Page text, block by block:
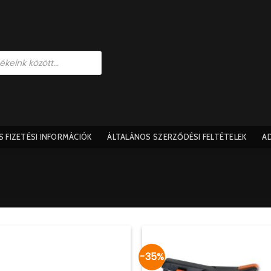
FIZETÉSI INFORMÁCIÓK ÁLTALÁNOS SZERZŐDÉSI FELTÉTELEK​
-35%